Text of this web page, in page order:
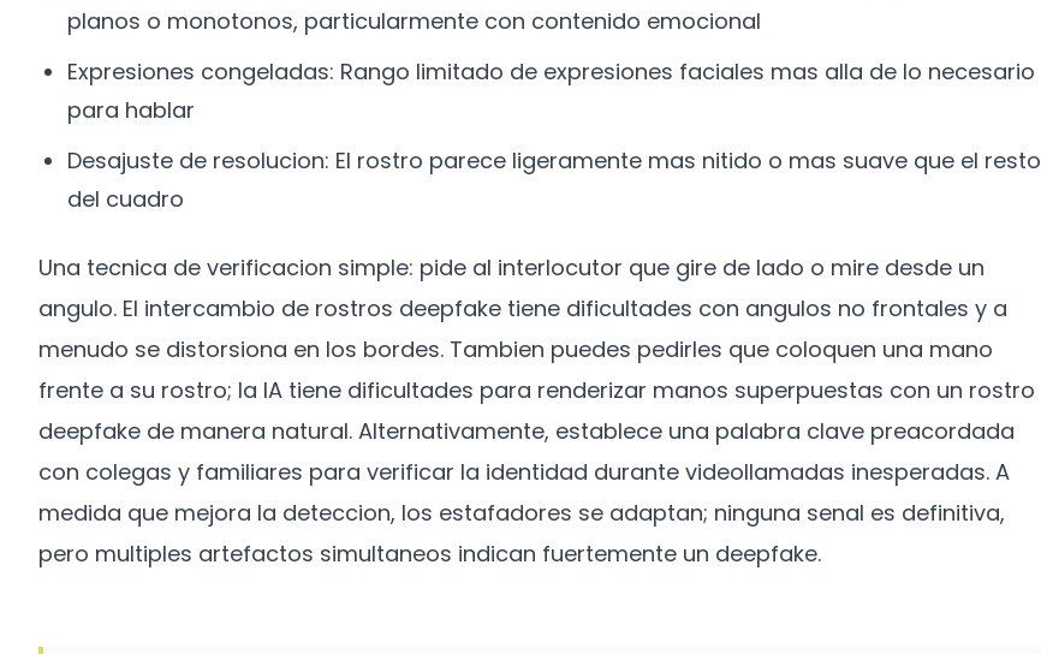
planos o monotonos, particularmente con contenido emocional
Expresiones congeladas: Rango limitado de expresiones faciales mas alla de lo necesario
para hablar
Desajuste de resolucion: El rostro parece ligeramente mas nitido o mas suave que el resto
del cuadro
Una tecnica de verificacion simple: pide al interlocutor que gire de lado o mire desde un
angulo. El intercambio de rostros deepfake tiene dificultades con angulos no frontales y a
menudo se distorsiona en los bordes. Tambien puedes pedirles que coloquen una mano
frente a su rostro; la IA tiene dificultades para renderizar manos superpuestas con un rostro
deepfake de manera natural. Alternativamente, establece una palabra clave preacordada
con colegas y familiares para verificar la identidad durante videollamadas inesperadas. A
medida que mejora la deteccion, los estafadores se adaptan; ninguna senal es definitiva,
pero multiples artefactos simultaneos indican fuertemente un deepfake.